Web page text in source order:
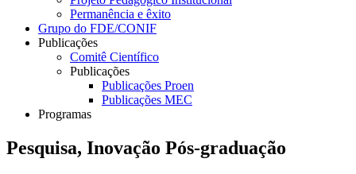
Permanência e êxito
Grupo do FDE/CONIF
Publicações
Comitê Científico
Publicações
Publicações Proen
Publicações MEC
Programas
Pesquisa, Inovação Pós-graduação